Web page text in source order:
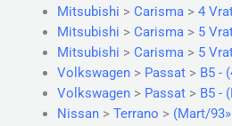
Mitsubishi > Carisma> 4
Mitsubishi > Carisma> 5
Mitsubishi > Carisma> 5
Volkswagen> Passat> B5 -
Volkswagen> Passat> B5 -
Nissan> Terrano > (Mart/